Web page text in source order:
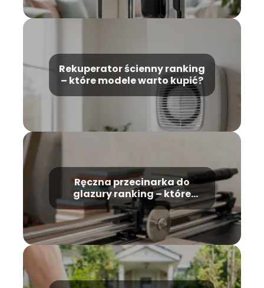
Rekuperator ścienny ranking
– które modele warto kupić?
Ręczna przecinarka do
glazury ranking – które
modele wybrać?